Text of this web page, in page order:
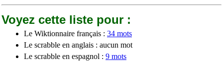
Voyez cette liste pour :
Le Wiktionnaire français : 34 mots
Le scrabble en anglais : aucun mot
Le scrabble en espagnol : 9 mots